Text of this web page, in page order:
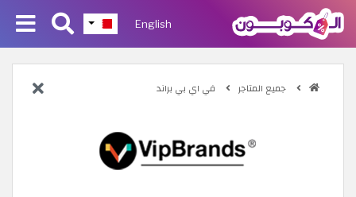
English
جميع المتاجر في اي بي براند